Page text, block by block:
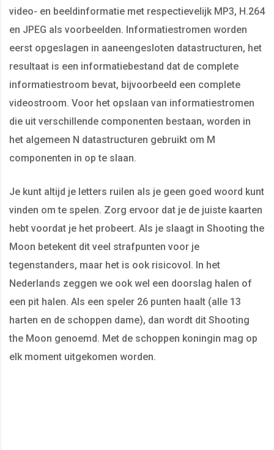
video- en beeldinformatie met respectievelijk MP3, H.264
en JPEG als voorbeelden. Informatiestromen worden
eerst opgeslagen in aaneengesloten datastructuren, het
resultaat is een informatiebestand dat de complete
informatiestroom bevat, bijvoorbeeld een complete
videostroom. Voor het opslaan van informatiestromen
die uit verschillende componenten bestaan, worden in
het algemeen N datastructuren gebruikt om M
componenten in op te slaan.
Je kunt altijd je letters ruilen als je geen goed woord kunt
vinden om te spelen. Zorg ervoor dat je de juiste kaarten
hebt voordat je het probeert. Als je slaagt in Shooting the
Moon betekent dit veel strafpunten voor je
tegenstanders, maar het is ook risicovol. In het
Nederlands zeggen we ook wel een doorslag halen of
een pit halen. Als een speler 26 punten haalt (alle 13
harten en de schoppen dame), dan wordt dit Shooting
the Moon genoemd. Met de schoppen koningin mag op
elk moment uitgekomen worden.